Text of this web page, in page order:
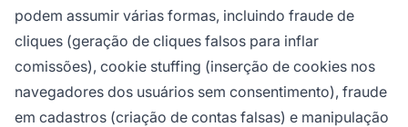
podem assumir várias formas, incluindo fraude de
cliques (geração de cliques falsos para inflar
comissões), cookie stuffing (inserção de cookies nos
navegadores dos usuários sem consentimento), fraude
em cadastros (criação de contas falsas) e manipulação